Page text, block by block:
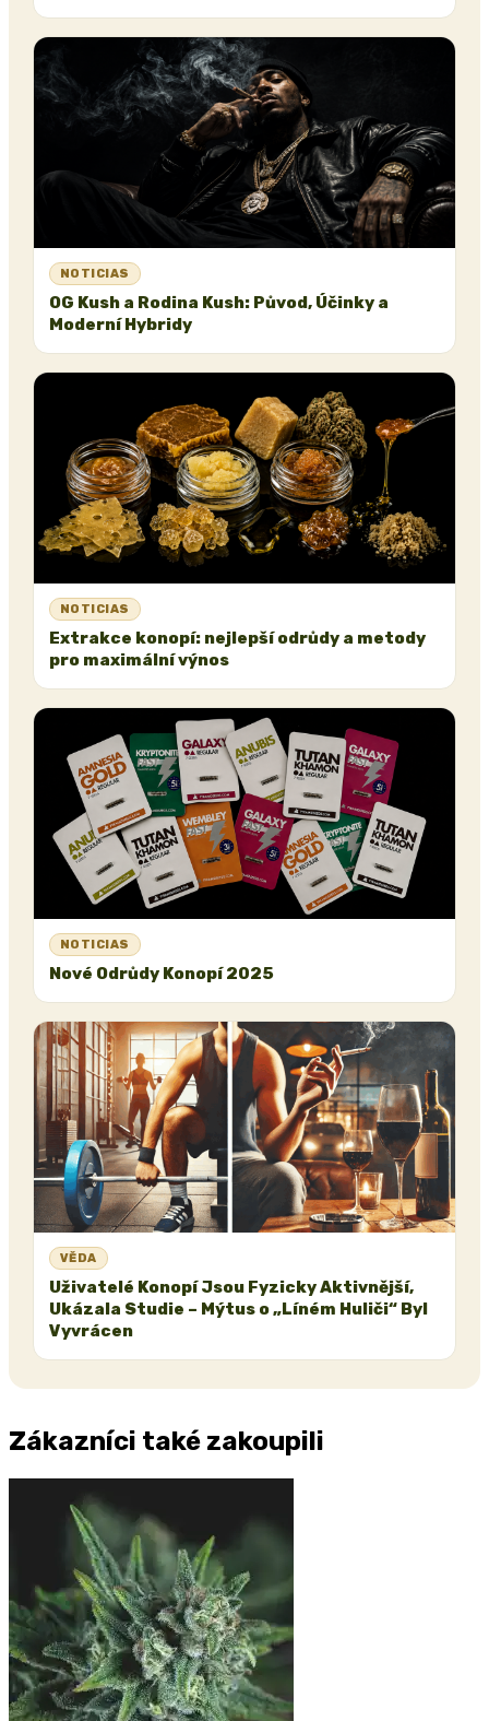
NOTICIAS
OG Kush a Rodina Kush: Původ, Účinky a
Moderní Hybridy
NOTICIAS
Extrakce konopí: nejlepší odrůdy a metody
pro maximální výnos
NOTICIAS
Nové Odrůdy Konopí 2025
VĚDA
Uživatelé Konopí Jsou Fyzicky Aktivnější,
Ukázala Studie – Mýtus o „Líném Huliči“ Byl
Vyvrácen
Zákazníci také zakoupili